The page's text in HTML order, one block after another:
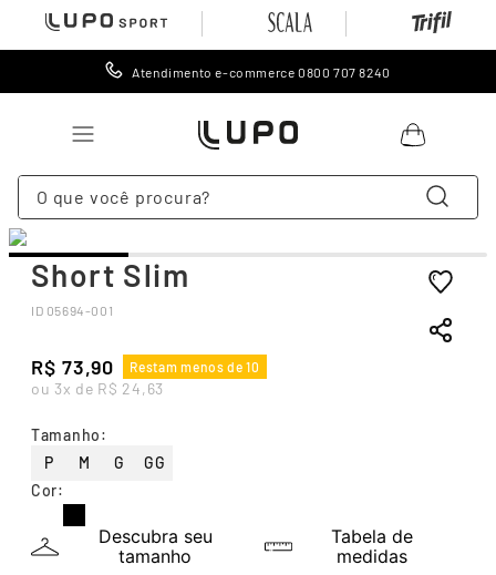
Atendimento e-commerce 0800 707 8240
O que você procura?
Short Slim
ID 05694-001
R$ 73,90 Restam menos de 10
ou 3x de R$ 24,63
Cor:
Tamanho:
P
M G GG
Descubra seu
tamanho
Tabela de
medidas
3º
º
infantil